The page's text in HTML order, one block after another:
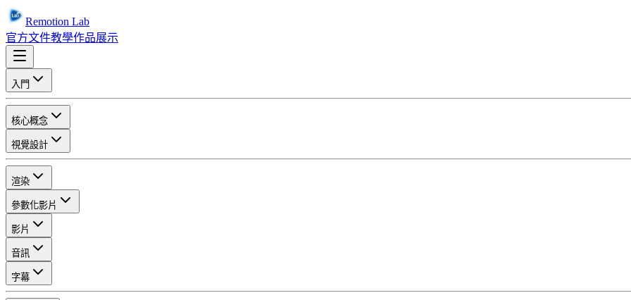
Remotion Lab
官方文件教學作品展示
入門
核心概念
視覺設計
渲染
參數化影片
影片
音訊
字幕